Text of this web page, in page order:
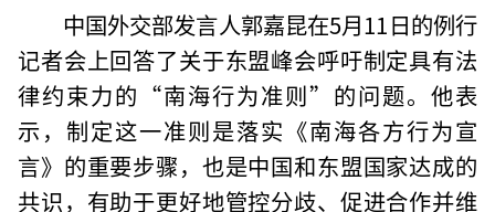
中国外交部发言人郭嘉昆在5月11日的例行
记者会上回答了关于东盟峰会呼吁制定具有法
律约束力的“南海行为准则”的问题。他表
示，制定这一准则是落实《南海各方行为宣
言》的重要步骤，也是中国和东盟国家达成的
共识，有助于更好地管控分歧、促进合作并维